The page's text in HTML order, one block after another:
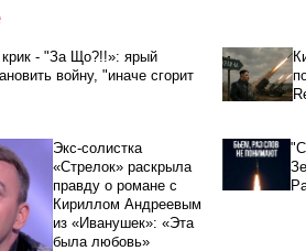
- "За Що?!!»: ярый
войну, "иначе сгорит
Экс-солистка
«Стрелок» раскрыла
правду о романе с
Кириллом Андреевым
из «Иванушек»: «Эта
была любовь»